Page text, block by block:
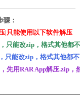
：
|只能使用以下软件解压
只能改zip，格式其他都
能改zip，格式其他都不
先用RAR App解压.zip，